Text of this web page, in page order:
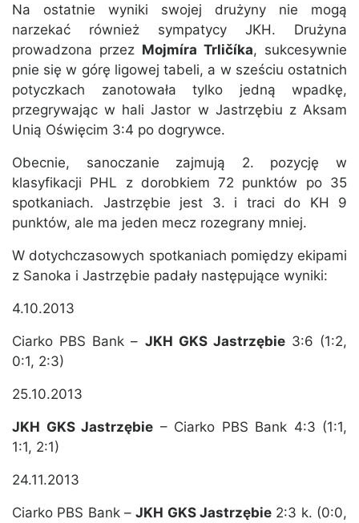
Na ostatnie wyniki swojej drużyny nie mogą
narzekać również sympatycy JKH. Drużyna
prowadzona przez Mojmíra Trličíka, sukcesywnie
pnie się w górę ligowej tabeli, a w sześciu ostatnich
potyczkach zanotowała tylko jedną wpadkę,
przegrywając w hali Jastor w Jastrzębiu z Aksam
Unią Oświęcim 3:4 po dogrywce.
Obecnie, sanoczanie zajmują 2. pozycję w
klasyfikacji PHL z dorobkiem 72 punktów po 35
spotkaniach. Jastrzębie jest 3. i traci do KH 9
punktów, ale ma jeden mecz rozegrany mniej.
W dotychczasowych spotkaniach pomiędzy ekipami
z Sanoka i Jastrzębie padały następujące wyniki:
4.10.2013
Ciarko PBS Bank – JKH GKS Jastrzębie3:6 (1:2,
0:1, 2:3)
25.10.2013
JKH GKS Jastrzębie – Ciarko PBS Bank 4:3 (1:1,
1:1, 2:1)
24.11.2013
Ciarko PBS Bank –JKH GKS Jastrzębie 2:3 k. (0:0,